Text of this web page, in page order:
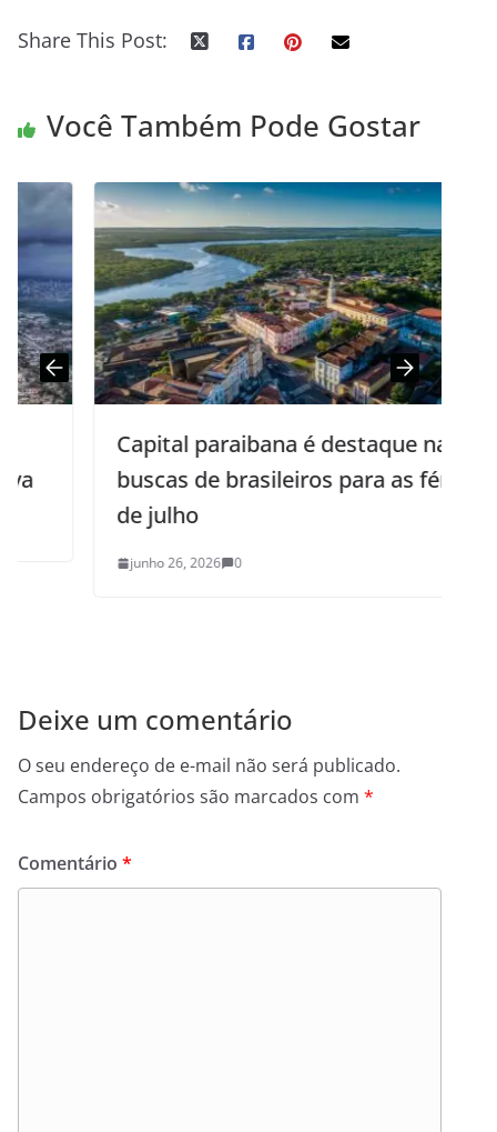
Share This Post:
Você Também Pode Gostar
Capital paraibana é destaque nas
buscas de brasileiros para as férias
de julho
junho 26, 2026 0
Deixe um comentário
O seu endereço de e-mail não será publicado.
Campos obrigatórios são marcados com *
Comentário *